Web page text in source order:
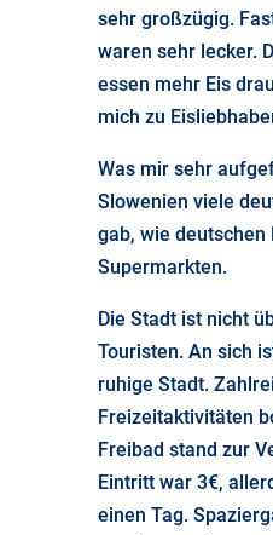
sehr großzügig.
waren sehr lecker.
essen mehr Eis
mich zu
Was mir sehr
Slowenien viele
gab, wie deutschen
Supermarkten.
Die Stadt ist nicht
Touristen. An sich
ruhige Stadt.
Freizeitaktivitäten
Freibad stand zur
Eintritt war 3€,
einen Tag.